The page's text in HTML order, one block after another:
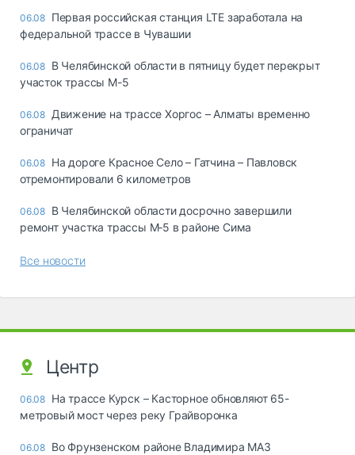
06.08 Первая российская станция LTE заработала на
федеральной трассе в Чувашии
06.08 В Челябинской области в пятницу будет перекрыт
участок трассы М-5
06.08 Движение на трассе Хоргос – Алматы временно
ограничат
06.08 На дороге Красное Село – Гатчина – Павловск
отремонтировали 6 километров
06.08 В Челябинской области досрочно завершили
ремонт участка трассы М‑5 в районе Сима
Все новости
Центр
06.08 На трассе Курск – Касторное обновляют 65-
метровый мост через реку Грайворонка
06.08 Во Фрунзенском районе Владимира МАЗ